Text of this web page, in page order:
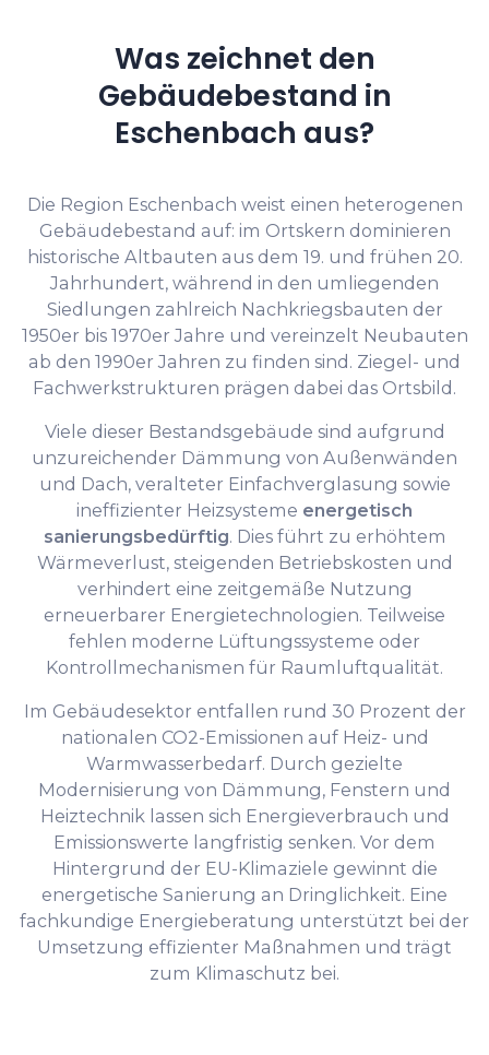
Was zeichnet den
Gebäudebestand in
Eschenbach aus?
Die Region Eschenbach weist einen heterogenen
Gebäudebestand auf: im Ortskern dominieren
historische Altbauten aus dem 19. und frühen 20.
Jahrhundert, während in den umliegenden
Siedlungen zahlreich Nachkriegsbauten der
1950er bis 1970er Jahre und vereinzelt Neubauten
ab den 1990er Jahren zu finden sind. Ziegel- und
Fachwerkstrukturen prägen dabei das Ortsbild.
Viele dieser Bestandsgebäude sind aufgrund
unzureichender Dämmung von Außenwänden
und Dach, veralteter Einfachverglasung sowie
ineffizienter Heizsysteme energetisch
sanierungsbedürftig. Dies führt zu erhöhtem
Wärmeverlust, steigenden Betriebskosten und
verhindert eine zeitgemäße Nutzung
erneuerbarer Energietechnologien. Teilweise
fehlen moderne Lüftungssysteme oder
Kontrollmechanismen für Raumluftqualität.
Im Gebäudesektor entfallen rund 30 Prozent der
nationalen CO2-Emissionen auf Heiz- und
Warmwasserbedarf. Durch gezielte
Modernisierung von Dämmung, Fenstern und
Heiztechnik lassen sich Energieverbrauch und
Emissionswerte langfristig senken. Vor dem
Hintergrund der EU-Klimaziele gewinnt die
energetische Sanierung an Dringlichkeit. Eine
fachkundige Energieberatung unterstützt bei der
Umsetzung effizienter Maßnahmen und trägt
zum Klimaschutz bei.